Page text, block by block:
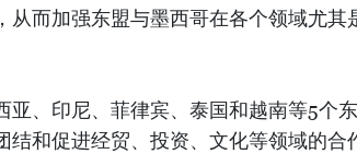
从而加强东盟与墨西哥在各个领域尤
亚、印尼、菲律宾、泰国和越南等5个
结和促进经贸、投资、文化等领域的